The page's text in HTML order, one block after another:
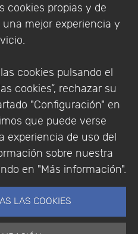
cookies propias y de
mejor experiencia y
cookies pulsando el
cookies”, rechazar su
"Configuración" en
que puede verse
experiencia de uso del
sobre nuestra
en "Más información".
LAS COOKIES
de compra
| Política de Privacidad |
Cookies
Addlink Software
S.L.